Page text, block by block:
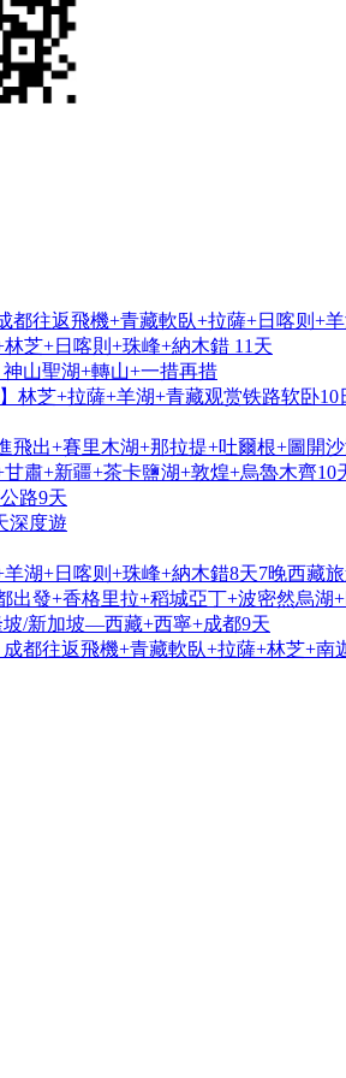
都往返飛機+青藏軟臥+拉薩+日喀则+
芝+日喀則+珠峰+納木錯 11天
山聖湖+轉山+一措再措
林芝+拉薩+羊湖+青藏观赏铁路软卧10
飛出+賽里木湖+那拉提+吐爾根+圖開
肅+新疆+茶卡鹽湖+敦煌+烏魯木齊10
路9天
深度遊
湖+日喀则+珠峰+納木錯8天7晚西藏
出發+香格里拉+稻城亞丁+波密然烏湖
/新加坡—西藏+西寧+成都9天
都往返飛機+青藏軟臥+拉薩+林芝+